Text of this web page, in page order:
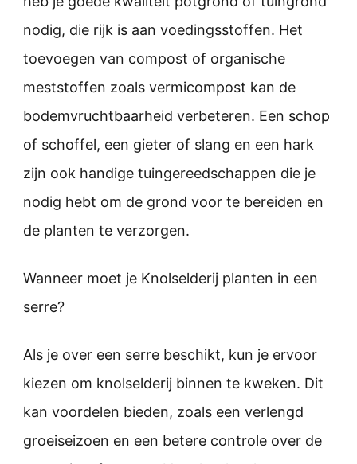
nodig, die rijk is aan voedingsstoffen. Het
toevoegen van compost of organische
meststoffen zoals vermicompost kan de
bodemvruchtbaarheid verbeteren. Een schop
of schoffel, een gieter of slang en een hark
zijn ook handige tuingereedschappen die je
nodig hebt om de grond voor te bereiden en
de planten te verzorgen.
Wanneer moet je Knolselderij planten in een
serre?
Als je over een serre beschikt, kun je ervoor
kiezen om knolselderij binnen te kweken. Dit
kan voordelen bieden, zoals een verlengd
groeiseizoen en een betere controle over de